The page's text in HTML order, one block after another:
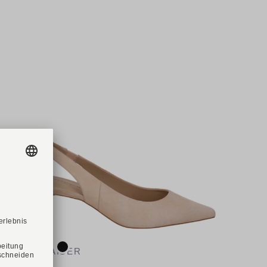
-21%
PETER KAISER
Verfügbare Farbvarianten: